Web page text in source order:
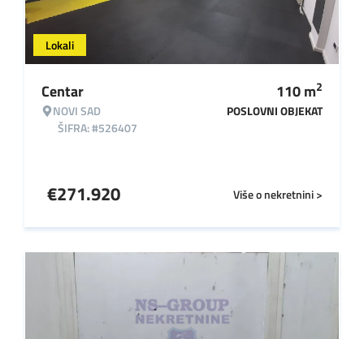
Lokali
Centar
NOVI SAD
ŠIFRA: #526407
110m2
POSLOVNI OBJEKAT
Više o nekretnini >
€271.920